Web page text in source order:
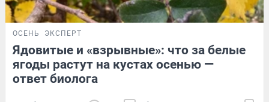
ОСЕНЬ ЭКСПЕРТ
Ядовитые и «взрывные»: что за белые
ягоды растут на кустах осенью —
ответ биолога